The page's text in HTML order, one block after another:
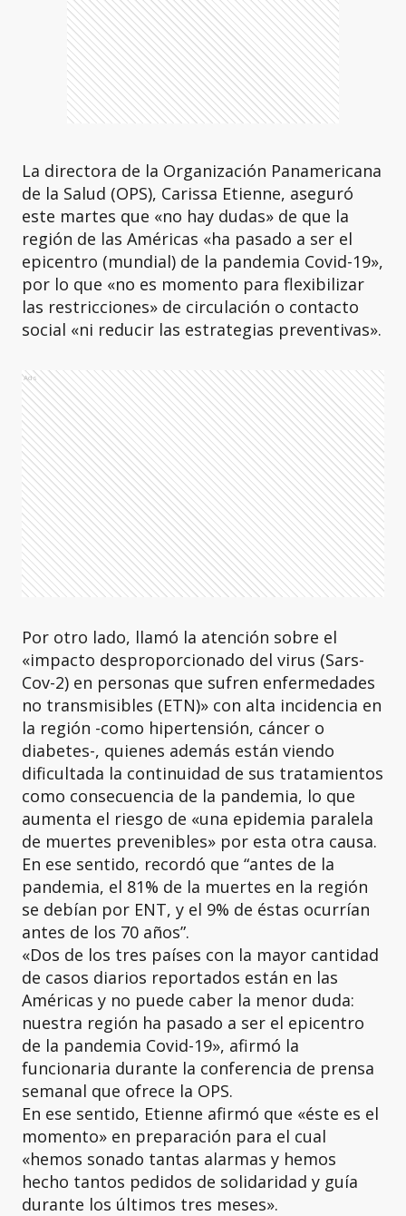
La directora de la Organización Panamericana
de la Salud (OPS), Carissa Etienne, aseguró
este martes que «no hay dudas» de que la
región de las Américas «ha pasado a ser el
epicentro (mundial) de la pandemia Covid-19»,
por lo que «no es momento para flexibilizar
las restricciones» de circulación o contacto
social «ni reducir las estrategias preventivas».
Ads
Por otro lado, llamó la atención sobre el
«impacto desproporcionado del virus (Sars-
Cov-2) en personas que sufren enfermedades
no transmisibles (ETN)» con alta incidencia en
la región -como hipertensión, cáncer o
diabetes-, quienes además están viendo
dificultada la continuidad de sus tratamientos
como consecuencia de la pandemia, lo que
aumenta el riesgo de «una epidemia paralela
de muertes prevenibles» por esta otra causa.
En ese sentido, recordó que “antes de la
pandemia, el 81% de la muertes en la región
se debían por ENT, y el 9% de éstas ocurrían
antes de los 70 años”.
«Dos de los tres países con la mayor cantidad
de casos diarios reportados están en las
Américas y no puede caber la menor duda:
nuestra región ha pasado a ser el epicentro
de la pandemia Covid-19», afirmó la
funcionaria durante la conferencia de prensa
semanal que ofrece la OPS.
En ese sentido, Etienne afirmó que «éste es el
momento» en preparación para el cual
«hemos sonado tantas alarmas y hemos
hecho tantos pedidos de solidaridad y guía
durante los últimos tres meses».